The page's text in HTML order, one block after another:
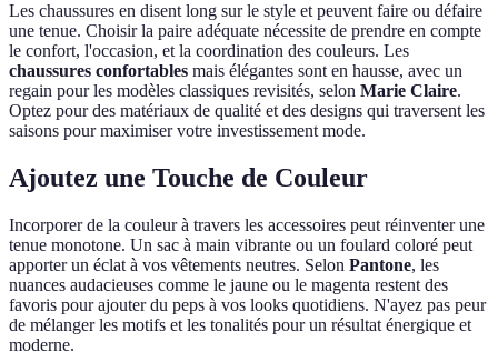
Les chaussures en disent long sur le style et peuvent faire ou défaire
une tenue. Choisir la paire adéquate nécessite de prendre en compte
le confort, l'occasion, et la coordination des couleurs. Les
chaussures confortables mais élégantes sont en hausse, avec un
regain pour les modèles classiques revisités, selon Marie Claire.
Optez pour des matériaux de qualité et des designs qui traversent les
saisons pour maximiser votre investissement mode.
Ajoutez une Touche de Couleur
Incorporer de la couleur à travers les accessoires peut réinventer une
tenue monotone. Un sac à main vibrante ou un foulard coloré peut
apporter un éclat à vos vêtements neutres. Selon Pantone, les
nuances audacieuses comme le jaune ou le magenta restent des
favoris pour ajouter du peps à vos looks quotidiens. N'ayez pas peur
de mélanger les motifs et les tonalités pour un résultat énergique et
moderne.